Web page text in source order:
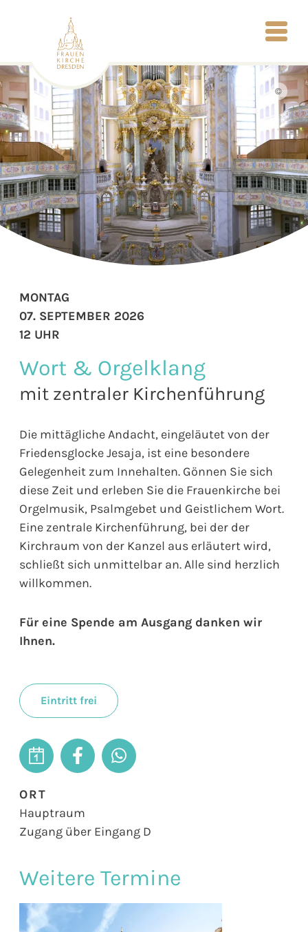
©
Wort & Orgelklang
mit zentraler Kirchenführung
Die mittägliche Andacht, eingeläutet von der
Friedensglocke Jesaja, ist eine besondere
Gelegenheit zum Innehalten. Gönnen Sie sich
diese Zeit und erleben Sie die Frauenkirche bei
Orgelmusik, Psalmgebet und Geistlichem Wort.
Eine zentrale Kirchenführung, bei der der
Kirchraum von der Kanzel aus erläutert wird,
schließt sich unmittelbar an. Alle sind herzlich
willkommen.
Für eine Spende am Ausgang danken wir
Ihnen.
Eintritt frei
MONTAG
07. SEPTEMBER 2026
12 UHR
ORT
Hauptraum
Zugang über Eingang D
Weitere Termine